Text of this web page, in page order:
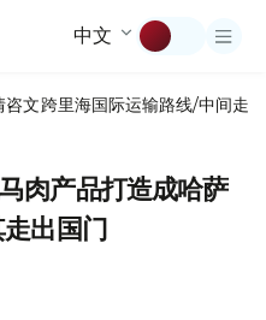
中文
咨文跨里海国际运输路线/中间走廊
肉产品打造成哈萨
出国门